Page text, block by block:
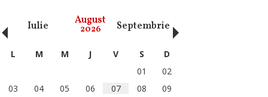
Iulie August
2026 Septembrie Octombrie
‹ L M M J V S
D
01
02
03
04 05 06 07 08 09